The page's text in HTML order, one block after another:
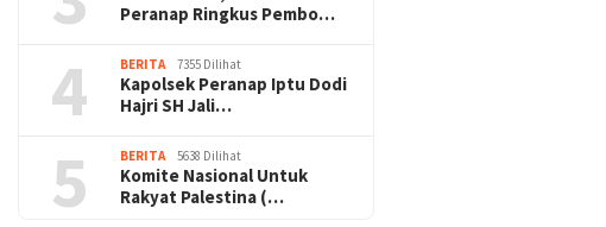
Peranap Ringkus Pembo…
4 BERITA 7355 Dilihat
Kapolsek Peranap Iptu Dodi
Hajri SH Jali…
5 BERITA 5638 Dilihat
Komite Nasional Untuk
Rakyat Palestina (…